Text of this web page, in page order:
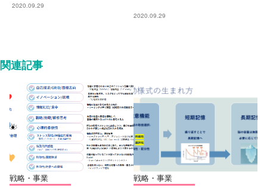
2020.09.29
2020.09.29
関連記事
戦略・事業 戦略・事業